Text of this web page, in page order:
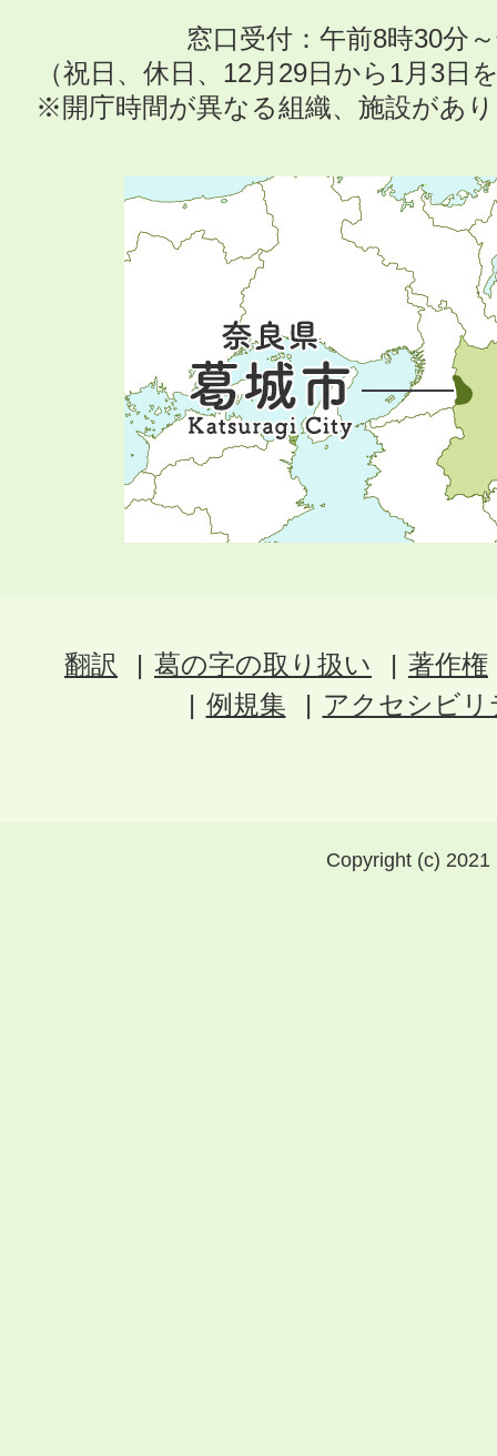
窓口受付：午前8時30分
（祝日、休日、12月29日から1月3日
※開庁時間が異なる組織、施設があ
翻訳 葛の字の取り扱い
著作権
例規集
アクセシビ
Copyright (c)